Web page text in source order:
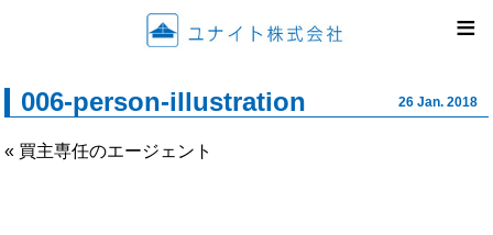
ユナイ
≡
006-person-illustration 26 Jan. 2018
« 買主専任のエージェント